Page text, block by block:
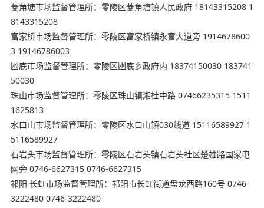
菱角塘市场监督管理所：零陵区菱角塘镇人民政府 18143315208 1
8143315208
富家桥市场监督管理所：零陵区富家桥镇永富大道旁 1914678600
3 19146786003
凼底市场监督管理所：零陵区凼底乡政府内 18374150030 183741
50030
珠山市场监督管理所：零陵区珠山镇湘桂中路 07466235315 1511
1625813
水口山市场监督管理所：零陵区水口山镇030线道 15116589927 1
5116589927
石岩头市场监督管理所：零陵区石岩头镇石岩头社区楚雄路国家电
网旁 0746-6627315 0746-6627315
祁阳 长虹市场监督管理所：祁阳市长虹街道盘龙西路160号 0746-
3222480 0746-3222480